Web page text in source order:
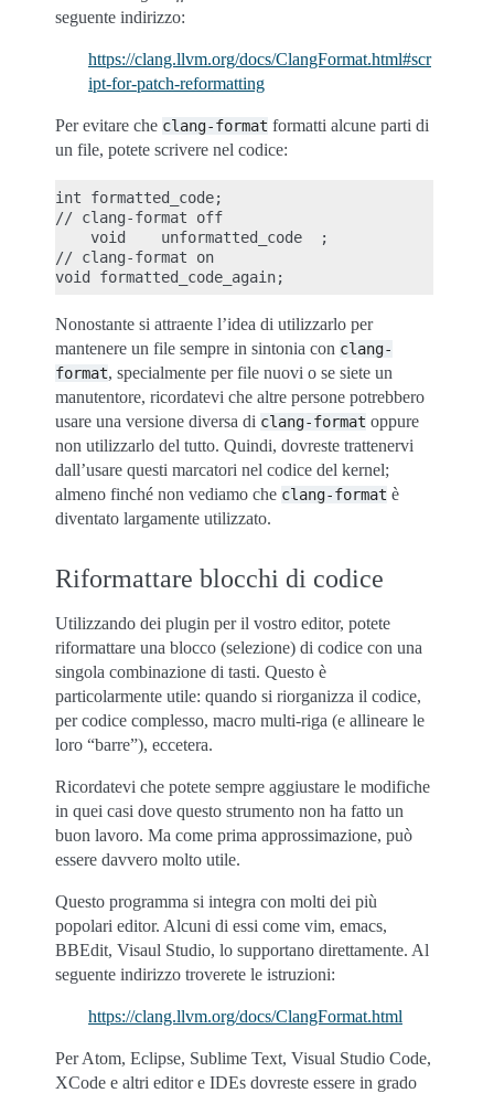
seguente indirizzo:
https://clang.llvm.org/docs/ClangFormat.html#scr
ipt-for-patch-reformatting
Per evitare che clang-format formatti alcune parti di
un file, potete scrivere nel codice:
int formatted_code;
// clang-format off
    void    unformatted_code  ;
// clang-format on
Nonostante si attraente l’idea di utilizzarlo per
mantenere un file sempre in sintonia con clang-
format, specialmente per file nuovi o se siete un
manutentore, ricordatevi che altre persone potrebbero
usare una versione diversa di clang-format oppure
non utilizzarlo del tutto. Quindi, dovreste trattenervi
dall’usare questi marcatori nel codice del kernel;
almeno finché non vediamo che clang-format è
diventato largamente utilizzato.
Riformattare blocchi di codice
Utilizzando dei plugin per il vostro editor, potete
riformattare una blocco (selezione) di codice con una
singola combinazione di tasti. Questo è
particolarmente utile: quando si riorganizza il codice,
per codice complesso, macro multi-riga (e allineare le
loro “barre”), eccetera.
Ricordatevi che potete sempre aggiustare le modifiche
in quei casi dove questo strumento non ha fatto un
buon lavoro. Ma come prima approssimazione, può
essere davvero molto utile.
Questo programma si integra con molti dei più
popolari editor. Alcuni di essi come vim, emacs,
BBEdit, Visaul Studio, lo supportano direttamente. Al
seguente indirizzo troverete le istruzioni:
https://clang.llvm.org/docs/ClangFormat.html
Per Atom, Eclipse, Sublime Text, Visual Studio Code,
XCode e altri editor e IDEs dovreste essere in grado